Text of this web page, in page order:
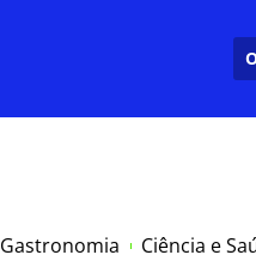
Gastronomia Ciência e